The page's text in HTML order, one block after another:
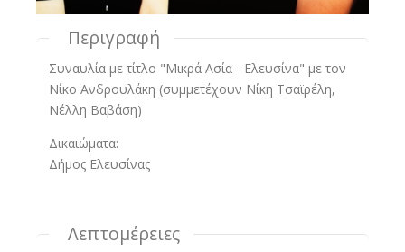
Περιγραφή
Συναυλία με τίτλο "Μικρά Ασία - Ελευσίνα" με τον
Νίκο Ανδρουλάκη (συμμετέχουν Νίκη Τσαϊρέλη,
Νέλλη Βαβάση)
Δικαιώματα:
Δήμος Ελευσίνας
Λεπτομέρειες